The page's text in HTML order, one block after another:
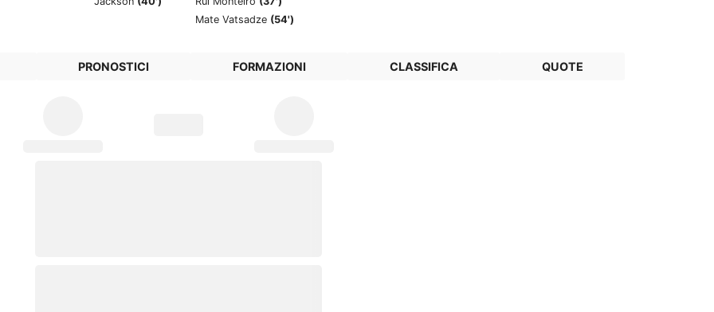
Mate Vatsadze (54')
PRONOSTICI FORMAZIONI CLASSIFICA QUOTE